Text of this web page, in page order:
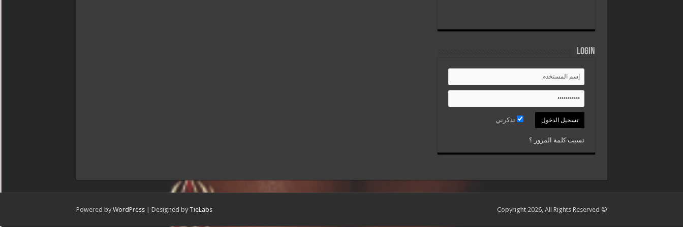
Login
تذكرني
نسيت كلمة المرور ؟
Powered by WordPress| Designed by TieLabs © Copyright 2026, All Rights Reserved